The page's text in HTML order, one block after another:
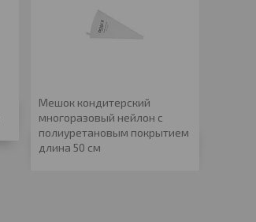
Мешок кондитерский
многоразовый нейлон с
полиуретановым покрытием
длина 50 см